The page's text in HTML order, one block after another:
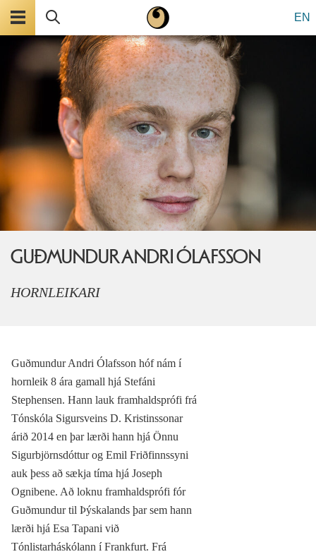
EN
GUÐMUNDUR ANDRI ÓLAFSSON
HORNLEIKARI
Guðmundur Andri Ólafsson hóf nám í
hornleik 8 ára gamall hjá Stefáni
Stephensen. Hann lauk framhaldsprófi frá
Tónskóla Sigursveins D. Kristinssonar
árið 2014 en þar lærði hann hjá Önnu
Sigurbjörnsdóttur og Emil Friðfinnssyni
auk þess að sækja tíma hjá Joseph
Ognibene. Að loknu framhaldsprófi fór
Guðmundur til Þýskalands þar sem hann
lærði hjá Esa Tapani við
Tónlistarháskólann í Frankfurt. Frá